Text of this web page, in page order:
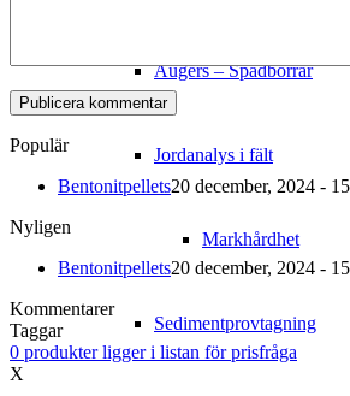
Augers – Spadborrar
Jordanalys i fält
Markhårdhet
Sedimentprovtagning
Populär
Bentonitpellets20 december, 2024 -
Nyligen
Bentonitpellets20 december, 2024 -
Kommentarer
Taggar
0 produkterligger i listan för prisfråga
X